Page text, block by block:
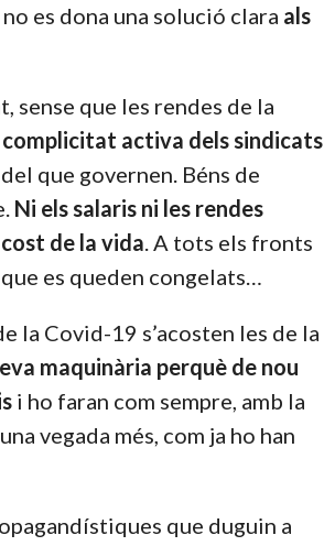
es dona una solució clara als
que les rendes de la
complicitat activa dels sindicats
que governen. Béns de
Ni els salaris ni les rendes
de la vida. A tots els fronts
es queden congelats…
la Covid-19 s’acosten les de la
maquinària perquè de nou
i ho faran com sempre, amb la
vegada més, com ja ho han
que duguin a